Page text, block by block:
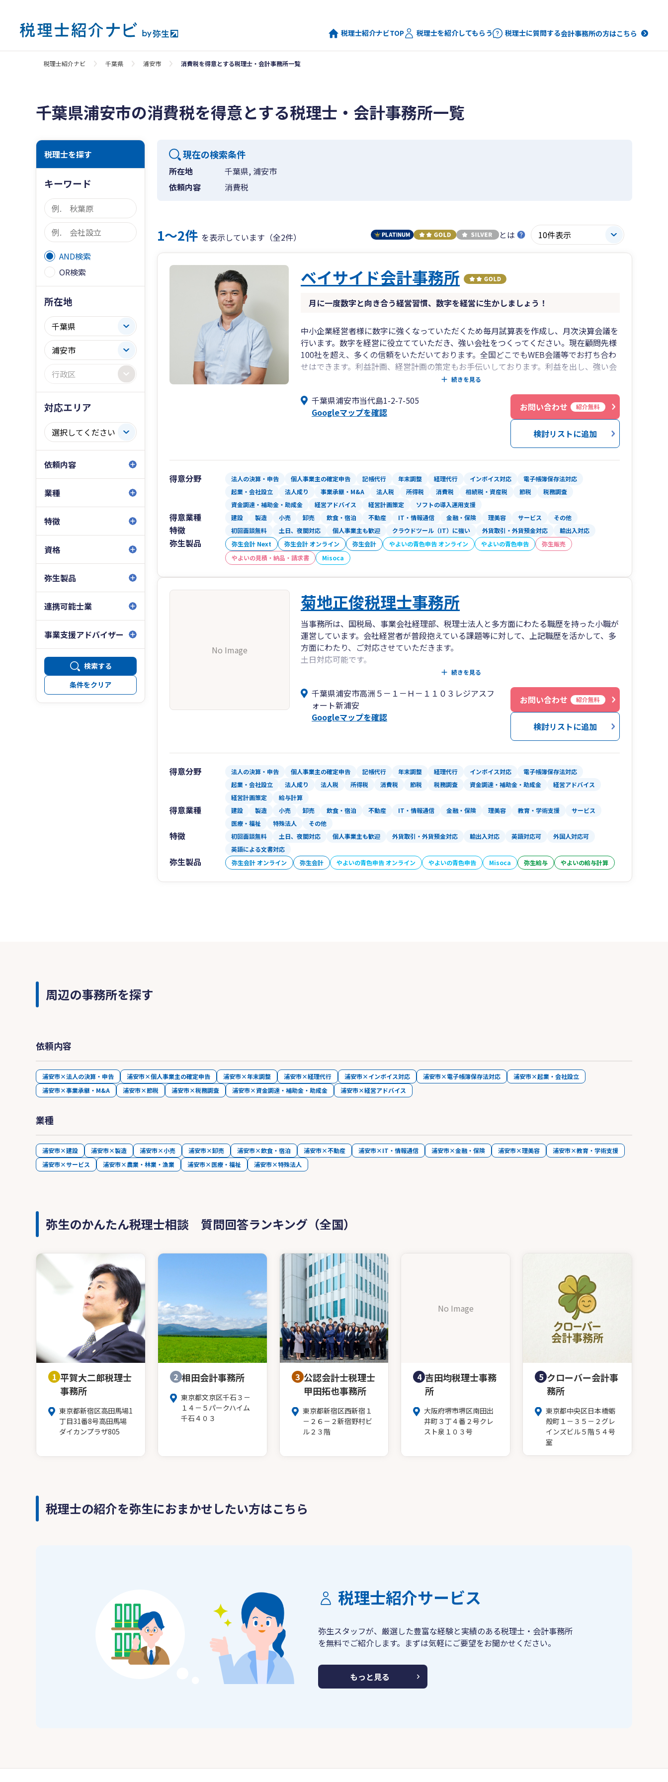
税理士紹介ナビTOP 税理士を紹介してもらう 税理士に質問する会計事務所の方はこちら
税理士紹介ナビ 千葉県 浦安市 消費税を得意とする税理士・会計事務所一覧
千葉県浦安市の消費税を得意とする税理士・会計事務所一覧
税理士を探す
キーワード
AND検索
OR検索
所在地
対応エリア
依頼内容
業種
特徴
資格
弥生製品
連携可能士業
事業支援アドバイザー
検索する
条件をクリア
現在の検索条件
所在地
千葉県, 浦安市
依頼内容
消費税
1〜2件 を表示しています（全2件） とは
ベイサイド会計事務所
月に一度数字と向き合う経営習慣、数字を経営に生かしましょう！
中小企業経営者様に数字に強くなっていただくため毎月試算表を作成し、月次決算会議を
行います。数字を経営に役立てていただき、強い会社をつくってください。現在顧問先様
100社を超え、多くの信頼をいただいております。全国どこでもWEB会議等でお打ち合わ
せはできます。利益計画、経営計画の策定もお手伝いしております。利益を出し、強い会
社を目指す前向きな経営者様のお手伝いをさせていただきたいです。ご連絡をお待ちして
続きを見る
千葉県浦安市当代島1-2-7-505
Googleマップを確認
お問い合わせ 紹介無料
検討リストに追加
得意分野 法人の決算・申告 個人事業主の確定申告 記帳代行 年末調整 経理代行 インボイス対応
電子帳簿保存法対応
起業・会社設立
法人成り 事業承継・M&A 法人税 所得税 消費税 相続税・資産税 節税
税務調査
資金調達・補助金・助成金
経営アドバイス 経営計画策定 ソフトの導入運用支援
得意業種 建設 製造 小売 卸売 飲食・宿泊 不動産 IT・情報通信 金融・保険 理美容 サービス その他
特徴 初回面談無料 土日、夜間対応 個人事業主も歓迎 クラウドツール（IT）に強い 外貨取引・外貨預金対応 輸出入対応
弥生製品 弥生会計 Next 弥生会計 オンライン 弥生会計 やよいの青色申告 オンライン やよいの青色申告
弥生販売
やよいの見積・納品・請求書
Misoca
No Image
菊地正俊税理士事務所
当事務所は、国税局、事業会社経理部、税理士法人と多方面にわたる職歴を持った小職が
運営しています。会社経営者が普段抱えている課題等に対して、上記職歴を活かして、多
方面にわたり、ご対応させていただきます。
土日対応可能です。
続きを見る
千葉県浦安市高洲５－１－Ｈ－１１０３レジアスフ
ォート新浦安
Googleマップを確認
お問い合わせ 紹介無料
検討リストに追加
得意分野 法人の決算・申告 個人事業主の確定申告 記帳代行 年末調整 経理代行 インボイス対応
電子帳簿保存法対応
起業・会社設立
法人成り 法人税 所得税 消費税 節税 税務調査 資金調達・補助金・助成金
経営アドバイス
経営計画策定
給与計算
得意業種 建設 製造 小売 卸売 飲食・宿泊 不動産 IT・情報通信 金融・保険 理美容 教育・学術支援
サービス
医療・福祉
特殊法人 その他
特徴 初回面談無料 土日、夜間対応 個人事業主も歓迎 外貨取引・外貨預金対応 輸出入対応 英語対応可
外国人対応可
英語による文書対応
弥生製品 弥生会計 オンライン 弥生会計 やよいの青色申告 オンライン やよいの青色申告 Misoca 弥生給与 やよいの給与計算
周辺の事務所を探す
依頼内容
浦安市×法人の決算・申告 浦安市×個人事業主の確定申告 浦安市×年末調整 浦安市×経理代行 浦安市×インボイス対応 浦安市×電子帳簿保存法対応
浦安市×起業・会社設立
浦安市×事業承継・M&A
浦安市×節税 浦安市×税務調査 浦安市×資金調達・補助金・助成金 浦安市×経営アドバイス
業種
浦安市×建設 浦安市×製造 浦安市×小売 浦安市×卸売 浦安市×飲食・宿泊 浦安市×不動産 浦安市×IT・情報通信 浦安市×金融・保険 浦安市×理美容
浦安市×教育・学術支援
浦安市×サービス
浦安市×農業・林業・漁業 浦安市×医療・福祉 浦安市×特殊法人
弥生のかんたん税理士相談 質問回答ランキング（全国）
1 平賀大二郎税理士
事務所
東京都新宿区高田馬場1
丁目31番8号高田馬場
ダイカンプラザ805
2 相田会計事務所
東京都文京区千石３－
１４－５パークハイム
千石４０３
3 公認会計士税理士
甲田拓也事務所
東京都新宿区西新宿１
－２６－２新宿野村ビ
ル２３階
No Image
4 吉田均税理士事務
所
大阪府堺市堺区南田出
井町３丁４番２号クレ
スト泉１０３号
5 クローバー会計事
務所
東京都中央区日本橋蛎
殻町１－３５－２グレ
インズビル５階５４号
室
税理士の紹介を弥生におまかせしたい方はこちら
税理士紹介サービス
弥生スタッフが、厳選した豊富な経験と実績のある税理士・会計事務所
を無料でご紹介します。まずは気軽にご要望をお聞かせください。
もっと見る